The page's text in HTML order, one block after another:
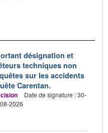
désignation et
techniques non
sur les accidents
Carentan.
Date de signature : 30-
2026